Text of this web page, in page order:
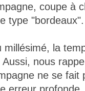
coupe à
type "bordeaux".
la
nous
ne se